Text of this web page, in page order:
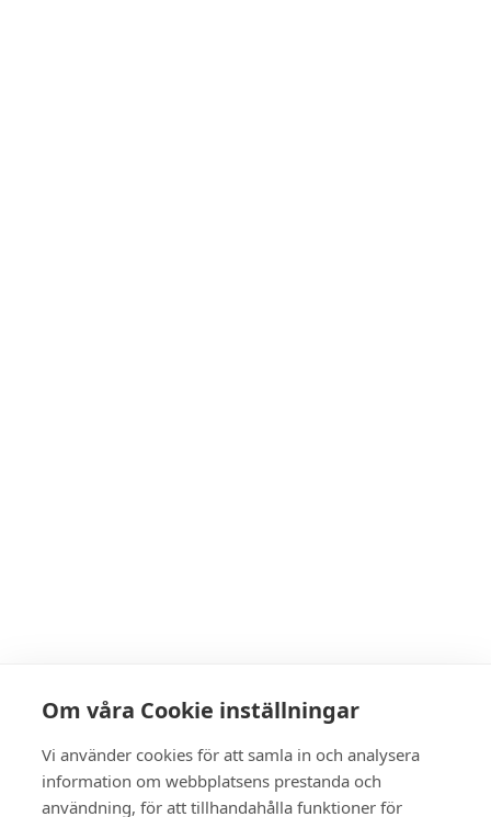
Om våra Cookie inställningar
Vi använder cookies för att samla in och analysera
information om webbplatsens prestanda och
användning, för att tillhandahålla funktioner för